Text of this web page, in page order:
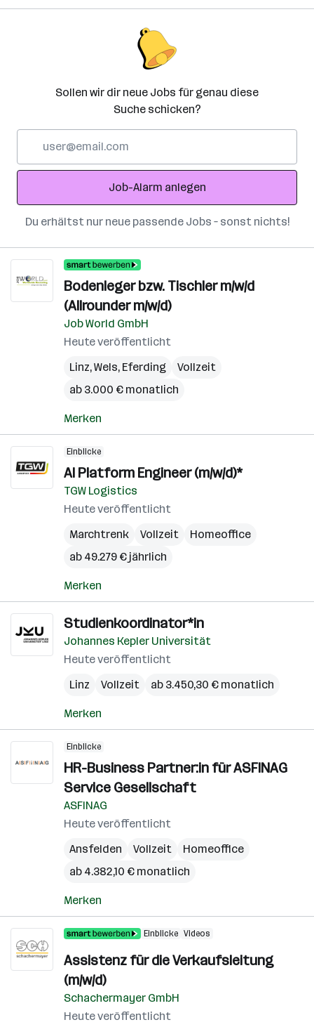
Sollen wir dir neue Jobs für genau diese
Suche schicken?
Adresse
Job-Alarm anlegen
Du erhältst nur neue passende Jobs – sonst nichts!
Bodenleger bzw. Tischler m/w/d
(Allrounder m/w/d)
Job World GmbH
Heute veröffentlicht
Linz,Wels, Eferding
Vollzeit
ab 3.000 € monatlich
Merken
Einblicke
AI Platform Engineer (m/w/d)*
TGW Logistics
Heute veröffentlicht
Marchtrenk
Vollzeit
Homeoffice
ab 49.279 € jährlich
Merken
Studienkoordinator*in
Johannes Kepler Universität
Heute veröffentlicht
Linz
Vollzeit ab 3.450,30 € monatlich
Merken
Einblicke
HR-Business Partner:in für ASFINAG
Service Gesellschaft
ASFINAG
Heute veröffentlicht
Ansfelden
Vollzeit
Homeoffice
ab 4.382,10 € monatlich
Merken
Einblicke Videos
Assistenz für die Verkaufsleitung
(m/w/d)
Schachermayer GmbH
Heute veröffentlicht